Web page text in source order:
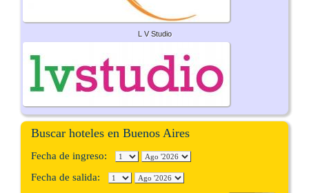
L V Studio
Buscar hoteles en Buenos Aires
Fecha de ingreso:
Fecha de salida: